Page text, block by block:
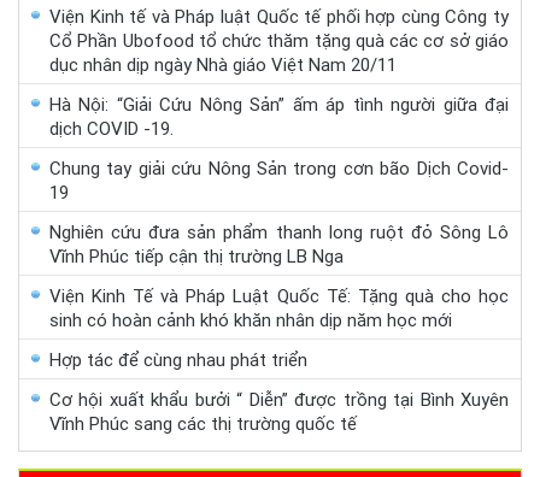
Viện Kinh tế và Pháp luật Quốc tế phối hợp cùng Công ty
Cổ Phần Ubofood tổ chức thăm tặng quà các cơ sở giáo
dục nhân dịp ngày Nhà giáo Việt Nam 20/11
Hà Nội: “Giải Cứu Nông Sản” ấm áp tình người giữa đại
dịch COVID -19.
Chung tay giải cứu Nông Sản trong cơn bão Dịch Covid-
19
Nghiên cứu đưa sản phẩm thanh long ruột đỏ Sông Lô
Vĩnh Phúc tiếp cận thị trường LB Nga
Viện Kinh Tế và Pháp Luật Quốc Tế: Tặng quà cho học
sinh có hoàn cảnh khó khăn nhân dịp năm học mới
Hợp tác để cùng nhau phát triển
Cơ hội xuất khẩu bưởi “ Diễn” được trồng tại Bình Xuyên
Vĩnh Phúc sang các thị trường quốc tế